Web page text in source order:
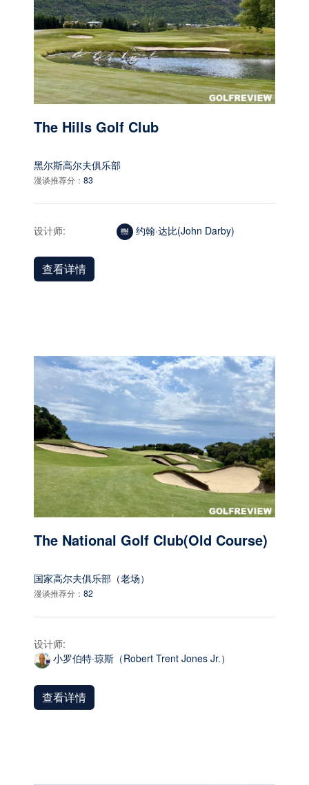
The Hills Golf Club
黑尔斯高尔夫俱乐部
漫谈推荐分： 83
设计师: 约翰·达比(John Darby)
查看详情
The National Golf Club(Old Course)
国家高尔夫俱乐部（老场）
漫谈推荐分： 82
设计师:
小罗伯特·琼斯（Robert Trent Jones Jr.）
查看详情